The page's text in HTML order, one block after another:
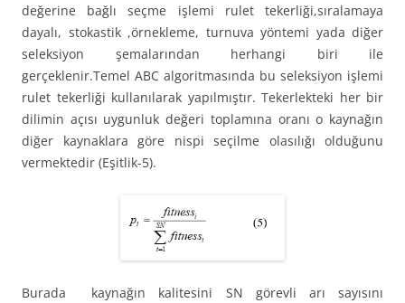
değerine bağlı seçme işlemi rulet tekerliği,sıralamaya
dayalı, stokastik ,örnekleme, turnuva yöntemi yada diğer
seleksiyon şemalarından herhangi biri ile
gerçeklenir.Temel ABC algoritmasında bu seleksiyon işlemi
rulet tekerliği kullanılarak yapılmıştır. Tekerlekteki her bir
dilimin açısı uygunluk değeri toplamına oranı o kaynağın
diğer kaynaklara göre nispi seçilme olasılığı olduğunu
vermektedir (Eşitlik-5).
Burada kaynağın kalitesini SN görevli arı sayısını